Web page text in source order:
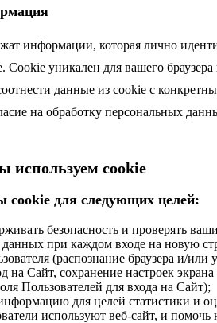
информации, которая лично
уникален для вашего
данные из cookie с
на обработку персональных
используем cookie
для следующих целей:
безопасность и проверять
при каждом входе на новую
(распознание браузера и/или
на Сайт, сохранение настроек
Пользователей для входа на Сайт);
для целей статистики и
используют веб-сайт, и